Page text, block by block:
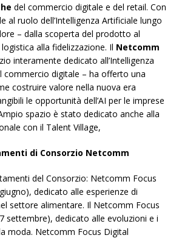
del commercio digitale e del retail. Con
al ruolo dell’Intelligenza Artificiale lungo
– dalla scoperta del prodotto al
alla fidelizzazione. Il Netcomm
interamente dedicato all’Intelligenza
commercio digitale – ha offerto una
costruire valore nella nuova era
le opportunità dell’AI per le imprese
spazio è stato dedicato anche alla
con il Talent Village,
di Consorzio Netcomm
del Consorzio: Netcomm Focus
dedicato alle esperienze di
settore alimentare. Il Netcomm Focus
settembre), dedicato alle evoluzioni e i
moda. Netcomm Focus Digital